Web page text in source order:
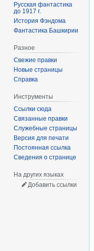
Русская фантастика
до 1917 г.
История Фэндома
Фантастика Башкирии
Разное
Свежие правки
Новые страницы
Справка
Инструменты
Ссылки сюда
Связанные правки
Служебные страницы
Версия для печати
Постоянная ссылка
Сведения о странице
На других языках
Добавить ссылки